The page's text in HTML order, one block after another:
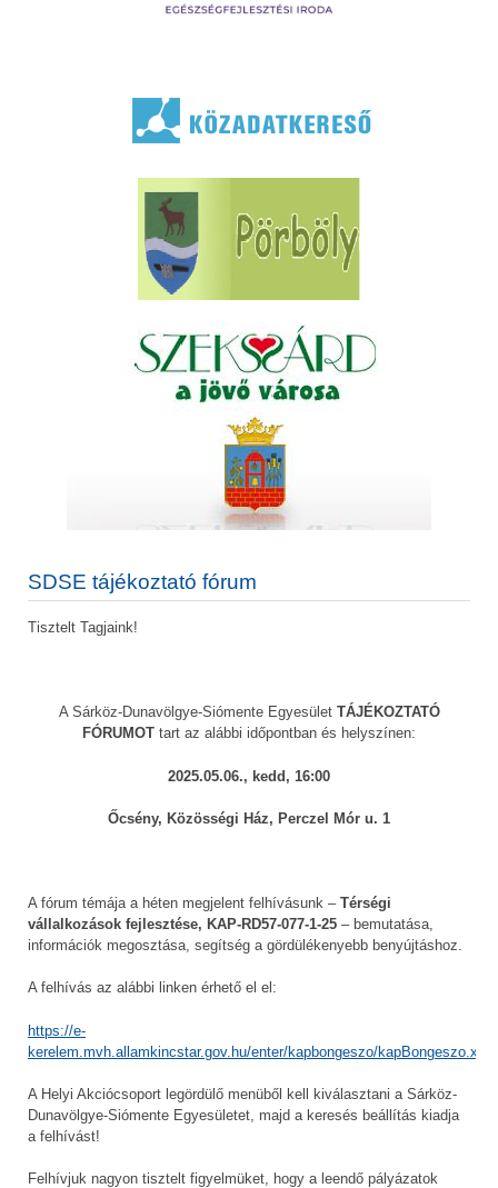
SDSE tájékoztató fórum
Tisztelt Tagjaink!
A Sárköz-Dunavölgye-Siómente Egyesület TÁJÉKOZTATÓ
FÓRUMOT tart az alábbi időpontban és helyszínen:
2025.05.06., kedd, 16:00
Őcsény, Közösségi Ház, Perczel Mór u. 1
A fórum témája a héten megjelent felhívásunk – Térségi
vállalkozások fejlesztése, KAP-RD57-077-1-25 – bemutatása,
információk megosztása, segítség a gördülékenyebb benyújtáshoz.
A felhívás az alábbi linken érhető el el:
https://e-
kerelem.mvh.allamkincstar.gov.hu/enter/kapbongeszo/
A Helyi Akciócsoport legördülő menüből kell kiválasztani a Sárköz-
Dunavölgye-Siómente Egyesületet, majd a keresés beállítás kiadja
a felhívást!
Felhívjuk nagyon tisztelt figyelmüket, hogy a leendő pályázatok